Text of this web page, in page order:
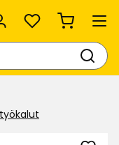
Suosikit